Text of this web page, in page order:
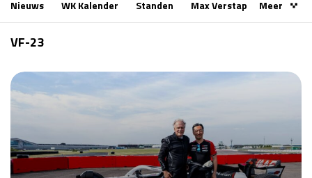
Race
Kwalificatie
za 15:00 - 16:00
Nieuws WK Kalender Standen Max VerstappenMeer
VF-23